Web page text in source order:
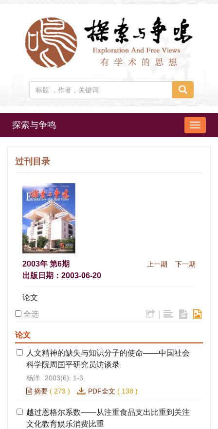
导
航
切
探索与争鸣
过刊目录
2003年 第6期
出版日期：2003-06-20
上一期 下一期
论文
全选
论文
人文精神的缺失与知识分子的使命——中国社会
科学院周国平研究员访谈录
杨洋
2003(6): 1-3.
摘要 ( 273 ) PDF全文 ( 138 )
越过恩格尔系数——从注重食品支出比重到关注
文化教育娱乐消费比重